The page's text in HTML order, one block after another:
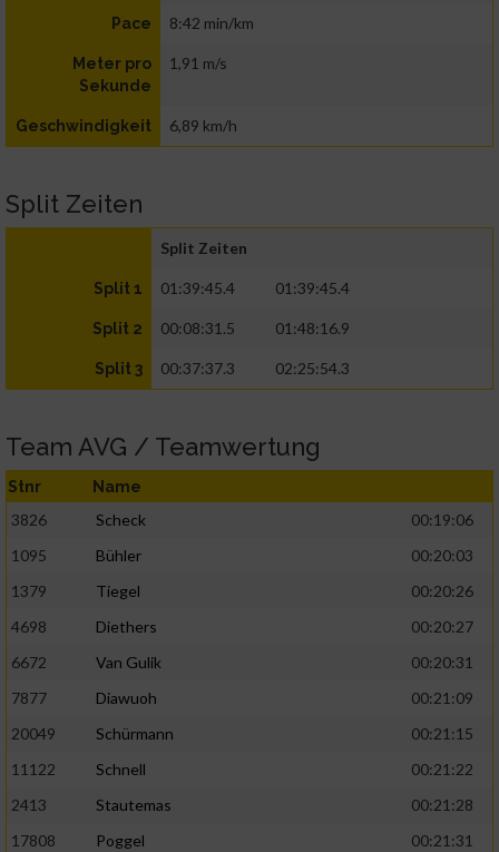
Pace 8:42 min/km
Meter pro
Sekunde
1,91 m/s
Geschwindigkeit 6,89 km/h
Split Zeiten
Split Zeiten
Split 1 01:39:45.4 01:39:45.4
Split 2 00:08:31.5 01:48:16.9
Split 3 00:37:37.3 02:25:54.3
Team AVG / Teamwertung
Stnr Name
3826 Scheck
00:19:06
1095
Bühler
00:20:03
1379
Tiegel
00:20:26
4698
Diethers
00:20:27
6672
Van Gulik
00:20:31
7877
Diawuoh
00:21:09
20049
Schürmann
00:21:15
11122
Schnell
00:21:22
2413
Stautemas
00:21:28
17808
Poggel
00:21:31